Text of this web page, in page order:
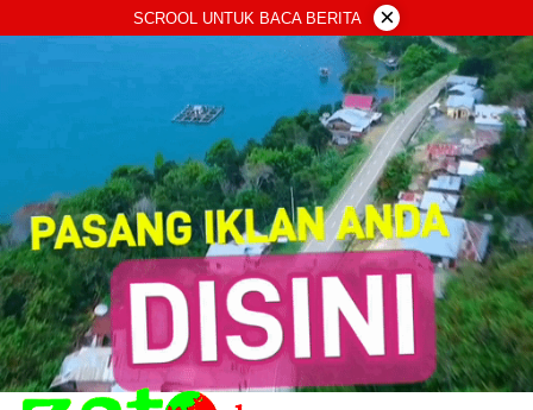
ke
SCROOL UNTUK BACA BERITA ×